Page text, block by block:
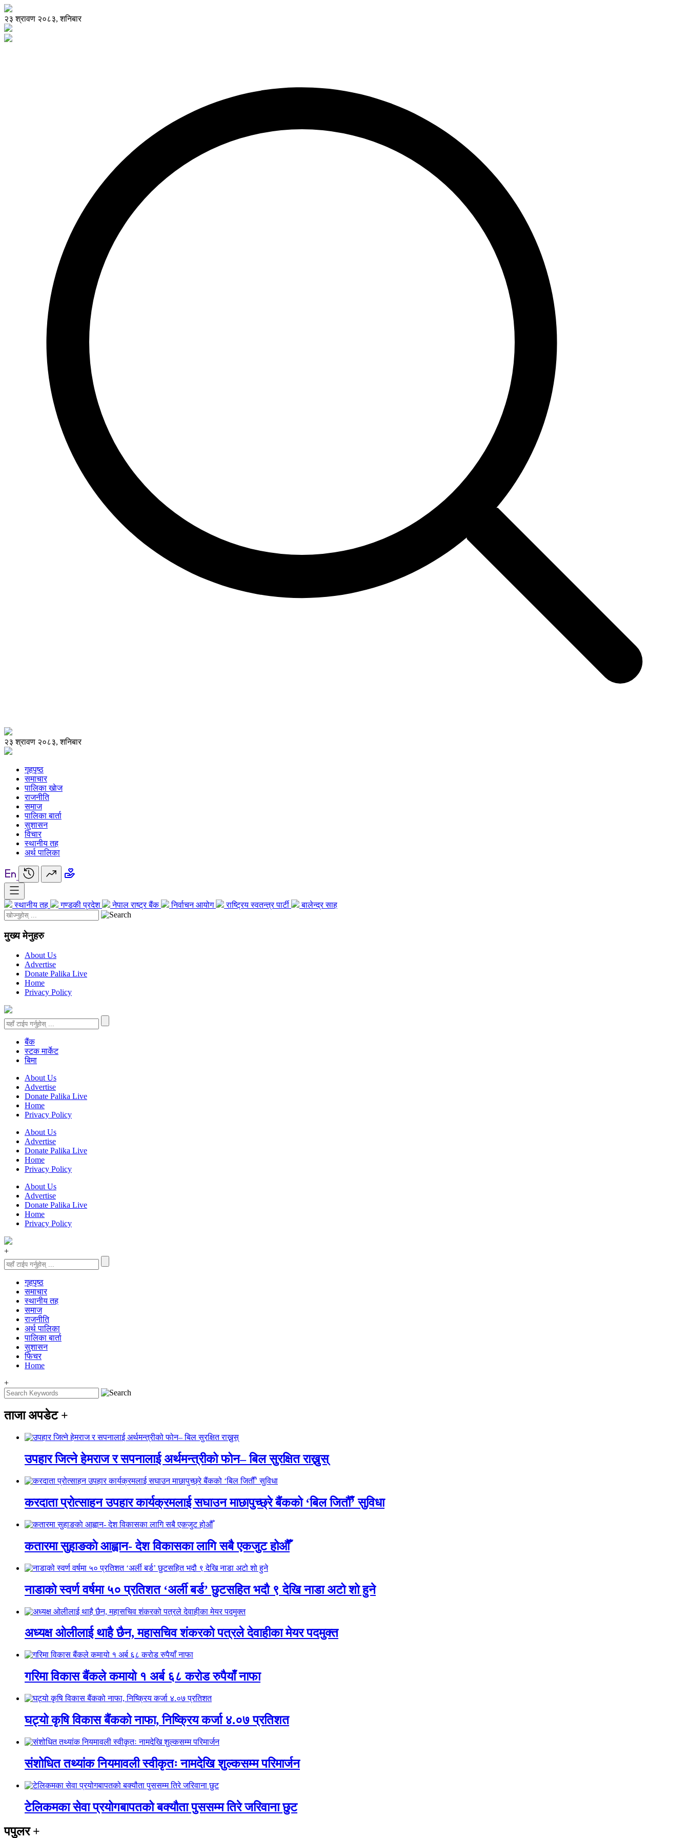
२३ श्रावण २०८३, शनिबार
२३ श्रावण २०८३, शनिबार
गृहपृष्ठ
समाचार
पालिका खाेज
राजनीति
समाज
पालिका बार्ता
सुशासन
विचार
स्थानीय तह
अर्थ पालिका
स्थानीय तह गण्डकी प्रदेश नेपाल राष्ट्र बैंक निर्वाचन आयोग राष्ट्रिय स्वतन्त्र पार्टी बालेन्द्र साह
मुख्य मेनुहरु
About Us
Advertise
Donate Palika Live
Home
Privacy Policy
बैंक
स्टक मार्केट
बिमा
About Us
Advertise
Donate Palika Live
Home
Privacy Policy
About Us
Advertise
Donate Palika Live
Home
Privacy Policy
About Us
Advertise
Donate Palika Live
Home
Privacy Policy
+
गृहपृष्‍ठ
समाचार
स्थानीय तह
समाज
राजनीति
अर्थ पालिका
पालिका बार्ता
सुशासन
फिचर
Home
+
ताजा अपडेट +
उपहार जित्ने हेमराज र सपनालाई अर्थमन्त्रीको फोन– बिल सुरक्षित राख्नुस्
करदाता प्रोत्साहन उपहार कार्यक्रमलाई सघाउन माछापुच्छ्रे बैंकको ‘बिल जितौँ’ सुविधा
कतारमा सुहाङकाे आह्वान- देश विकासका लागि सबै एकजुट होऔँ
नाडाको स्वर्ण वर्षमा ५० प्रतिशत ‘अर्ली बर्ड’ छुटसहित भदौ ९ देखि नाडा अटो शो हुने
अध्यक्ष ओलीलाई थाहै छैन, महासचिव शंकरको पत्रले देवाहीका मेयर पदमुक्त
गरिमा विकास बैंकले कमायो १ अर्ब ६८ करोड रुपैयाँ नाफा
घट्यो कृषि विकास बैंकको नाफा, निष्क्रिय कर्जा ४.०७ प्रतिशत
संशोधित तथ्यांक नियमावली स्वीकृतः नामदेखि शुल्कसम्म परिमार्जन
टेलिकमका सेवा प्रयोगबापतको बक्यौता पुससम्म तिरे जरिवाना छुट
पपुलर+